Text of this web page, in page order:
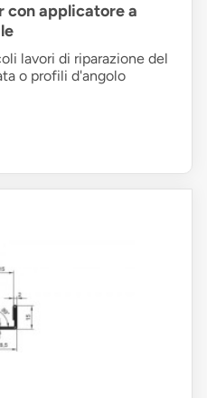
con applicatore a
lavori di riparazione del
o profili d'angolo